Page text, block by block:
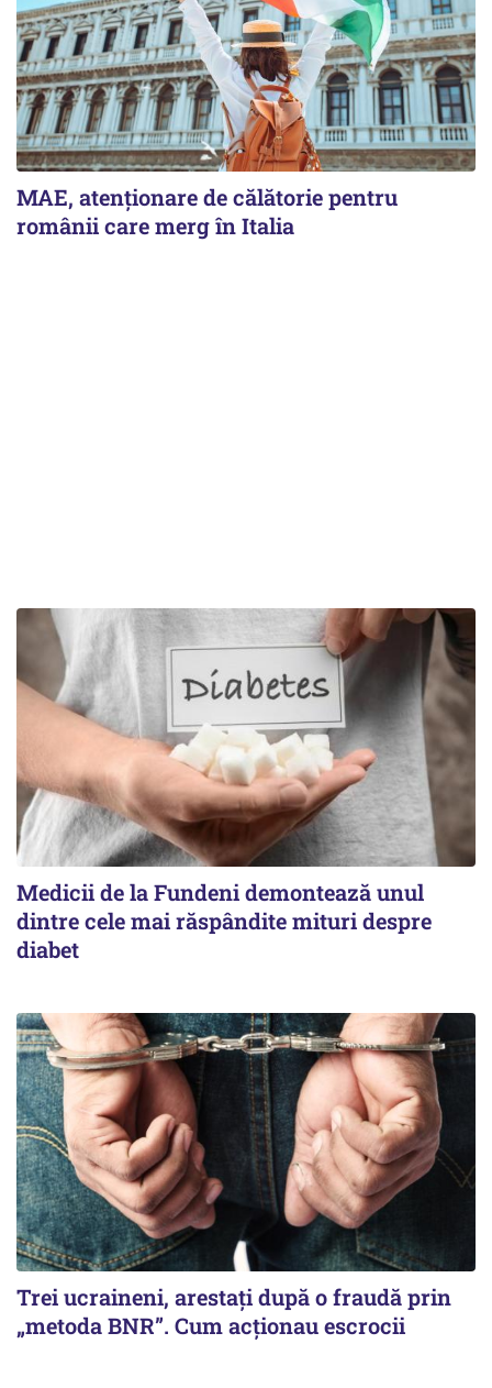
MAE, atenționare de călătorie pentru
românii care merg în Italia
Medicii de la Fundeni demontează unul
dintre cele mai răspândite mituri despre
diabet
Trei ucraineni, arestați după o fraudă prin
„metoda BNR”. Cum acționau escrocii